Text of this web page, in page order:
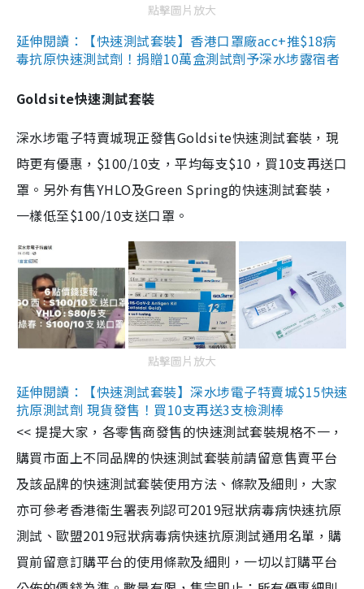
點擊圖片放大
延伸閱讀：【快速測試套裝】香港口罩廠acc+推$18病
毒抗原快速測試劑！捐贈10萬盒測試劑予深水埗露宿者
Goldsite快速測試套裝
深水埗電子特賣城現正發售Goldsite快速測試套裝，現
時更有優惠，$100/10支，平均每支$10，買10支再送口
罩。另外有售YHLO及Green Spring的快速測試套裝，
一樣低至$100/10支送口罩。
點擊圖片放大
延伸閱讀：【快速測試套裝】深水埗電子特賣城$15快速
抗原測試劑 現貨發售！買10支再送3支檢測棒
<< 提提大家，各零售商發售的快速測試套裝規格不一，
購買市面上不同品牌的快速測試套裝前請留意售賣平台
及該品牌的快速測試套裝使用方法、條款及細則，大家
亦可參考香港衞生署表列認可2019冠狀病毒病快速抗原
測試、歐盟2019冠狀病毒病快速抗原測試通用名單，購
買前留意訂購平台的使用條款及細則，一切以訂購平台